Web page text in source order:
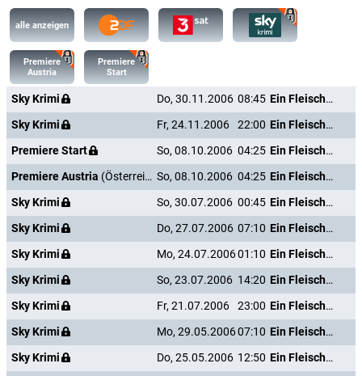
alle anzeigen
Premiere
Austria
Premiere
Start
Sky Krimi Do, 30.11.2006 08:45
Ein Fleisch und Blut
Sky Krimi
Fr, 24.11.2006 22:00
Ein Fleisch und Blut
Premiere Start
So, 08.10.2006 04:25
Ein Fleisch und Blut
Premiere Austria (Österreich) So, 08.10.2006 04:25
Ein Fleisch und Blut
Sky Krimi
So, 30.07.2006 00:45
Ein Fleisch und Blut
Sky Krimi
Do, 27.07.2006 07:10
Ein Fleisch und Blut
Sky Krimi
Mo, 24.07.200601:10
Ein Fleisch und Blut
Sky Krimi
So, 23.07.2006 14:20
Ein Fleisch und Blut
Sky Krimi
Fr, 21.07.2006 23:00
Ein Fleisch und Blut
Sky Krimi
Mo, 29.05.200607:10
Ein Fleisch und Blut
Sky Krimi
Do, 25.05.2006 12:50
Ein Fleisch und Blut